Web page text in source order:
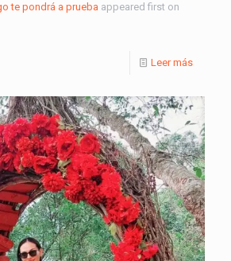
te pondrá a prueba appeared first on
Leer más